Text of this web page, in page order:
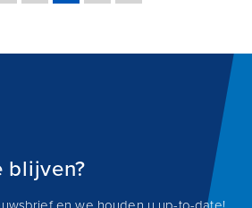
blijven?